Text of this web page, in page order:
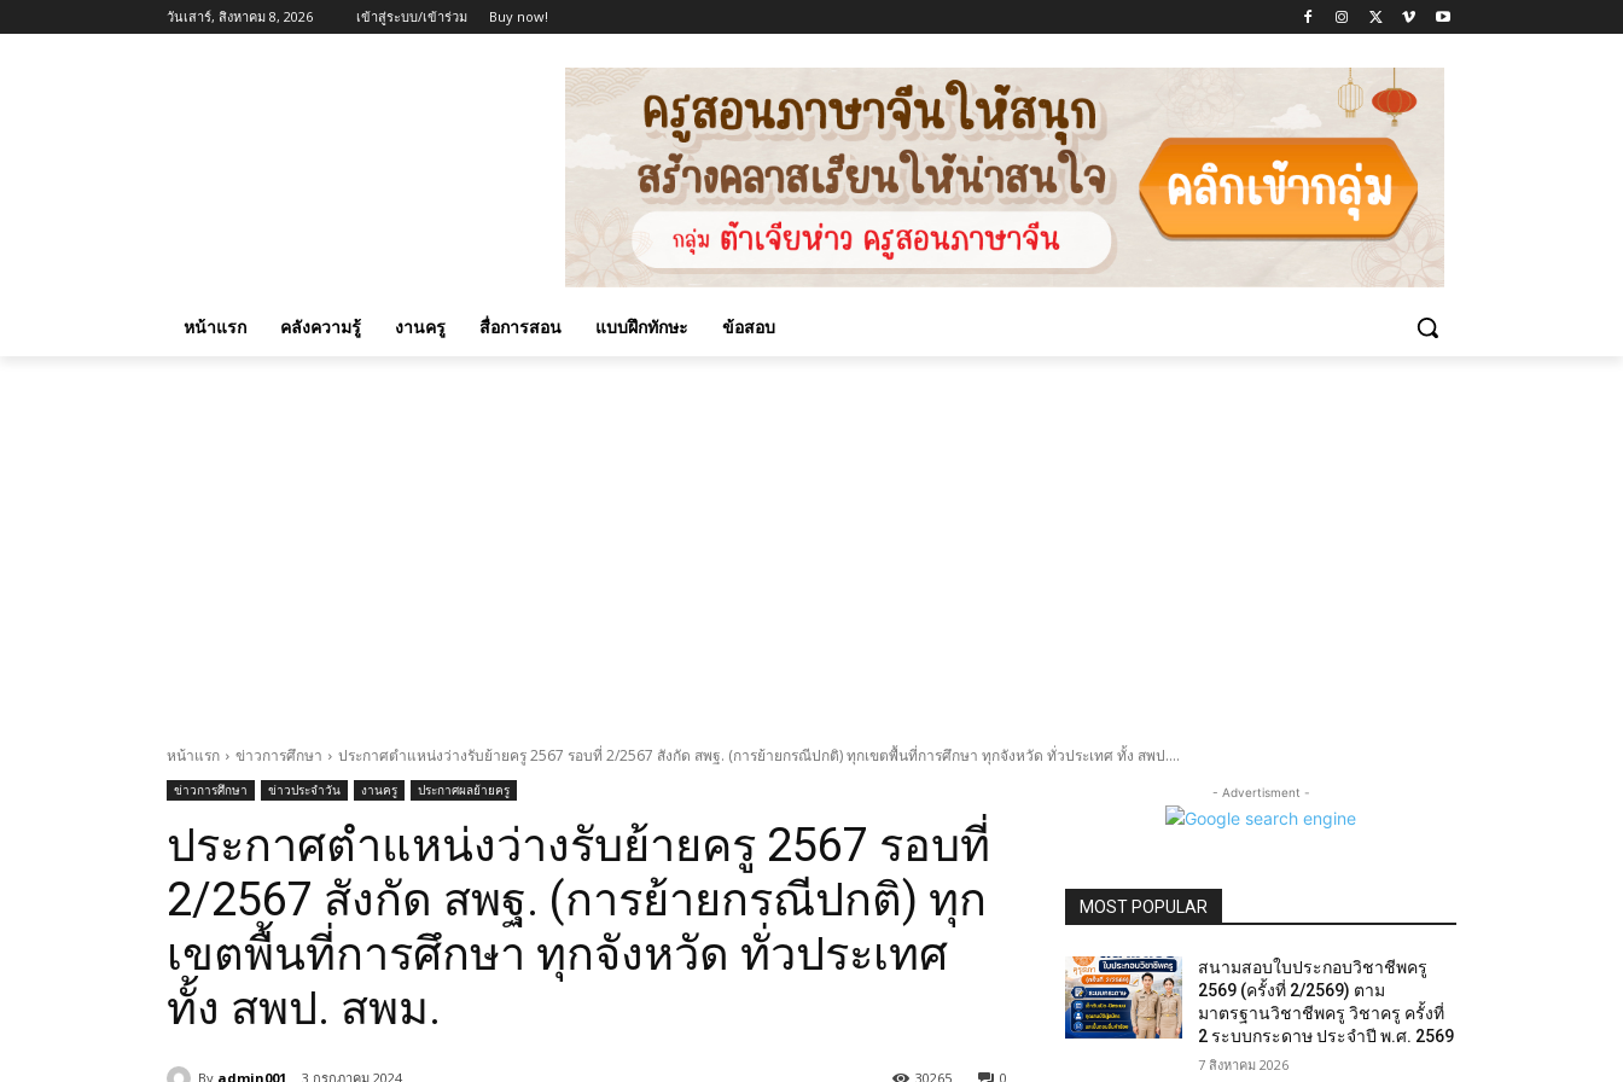
วันเสาร์, สิงหาคม 8, 2026 เข้าสู่ระบบ/เข้าร่วม Buy now!
หน้าแรก คลังความรู้ งานครู สื่อการสอน แบบฝึกทักษะ ข้อสอบ
หน้าแรก ข่าวการศึกษา ประกาศตำแหน่งว่างรับย้ายครู 2567 รอบที่ 2/2567 สังกัด สพฐ. (การย้ายกรณีปกติ) ทุกเขตพื้นที่การศึกษา ทุกจังหวัด ทั่วประเทศ ทั้ง สพป....
ข่าวการศึกษา ข่าวประจำวัน งานครู ประกาศผลย้ายครู
ประกาศตำแหน่งว่างรับย้ายครู 2567 รอบที่
2/2567 สังกัด สพฐ. (การย้ายกรณีปกติ) ทุก
เขตพื้นที่การศึกษา ทุกจังหวัด ทั่วประเทศ
ทั้ง สพป. สพม.
By admin001 3 กรกฎาคม 2024 0
30265
- Advertisment -
MOST POPULAR
สนามสอบใบประกอบวิชาชีพครู
2569 (ครั้งที่ 2/2569) ตาม
มาตรฐานวิชาชีพครู วิชาครู ครั้งที่
2 ระบบกระดาษ ประจำปี พ.ศ. 2569
7 สิงหาคม 2026